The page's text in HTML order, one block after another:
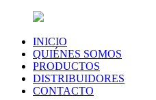
INICIO
QUIÉNES SOMOS
PRODUCTOS
DISTRIBUIDORES
CONTACTO